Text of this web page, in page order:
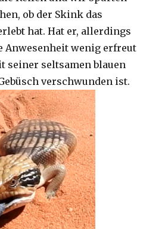
ob der Skink das
hat. Hat er, allerdings
Anwesenheit wenig erfreut
seiner seltsamen blauen
verschwunden ist.